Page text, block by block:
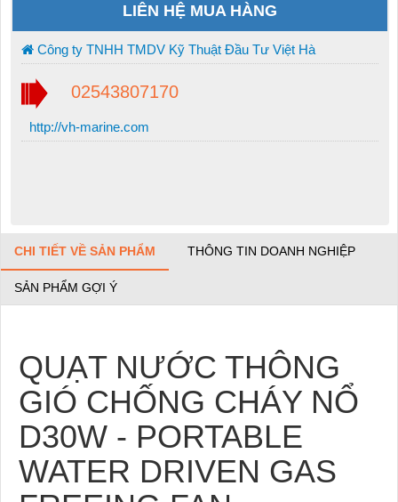
LIÊN HỆ MUA HÀNG
Công ty TNHH TMDV Kỹ Thuật Đầu Tư Việt Hà
02543807170
http://vh-marine.com
CHI TIẾT VỀ SẢN PHẨM THÔNG TIN DOANH NGHIỆP
SẢN PHẨM GỢI Ý
QUẠT NƯỚC THÔNG
GIÓ CHỐNG CHÁY NỔ
D30W - PORTABLE
WATER DRIVEN GAS